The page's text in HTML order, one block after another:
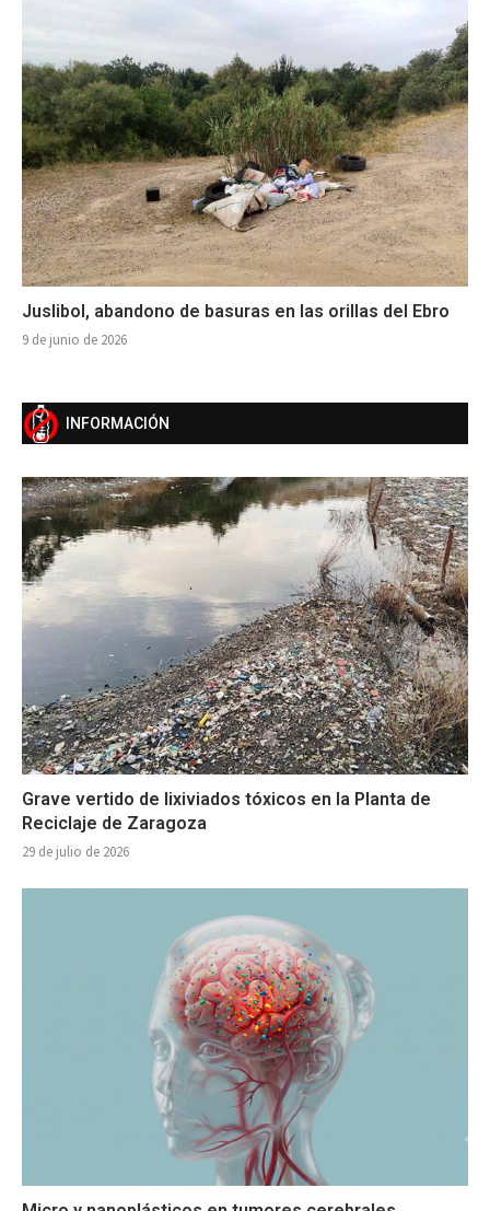
Juslibol, abandono de basuras en las orillas del Ebro
9 de junio de 2026
INFORMACIÓN
Grave vertido de lixiviados tóxicos en la Planta de
Reciclaje de Zaragoza
29 de julio de 2026